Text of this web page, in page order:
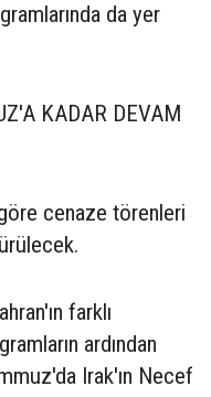
da yer
KADAR DEVAM
cenaze törenleri
farklı
ardından
Irak'ın Necef